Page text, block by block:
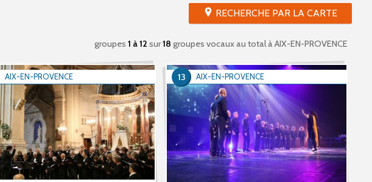
RECHERCHE PAR LA CARTE
groupes 1 à 12 sur18 groupes vocaux au totalà AIX-EN-PROVENCE
AIX-EN-PROVENCE AIX-EN-PROVENCE
13